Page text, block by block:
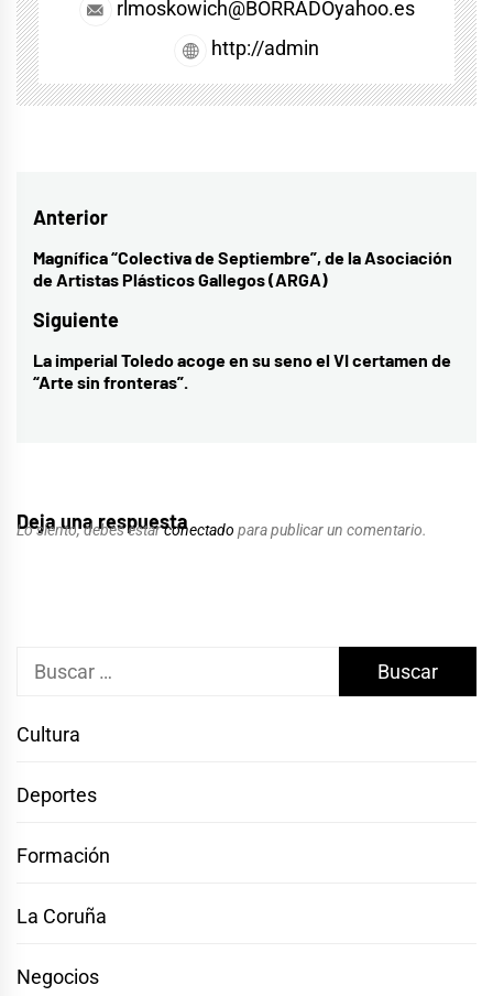
rlmoskowich@BORRADOyahoo.es
http://admin
Navegación
de
Anterior
Entrada
anterior:
Magnífica “Colectiva de Septiembre”, de la Asociación
de Artistas Plásticos Gallegos (ARGA)
Siguiente
Entrada
siguiente:
La imperial Toledo acoge en su seno el VI certamen de
“Arte sin fronteras”.
Deja una respuesta
Lo siento, debes estarconectado para publicar un comentario.
Buscar:
Cultura
Deportes
Formación
La Coruña
Negocios